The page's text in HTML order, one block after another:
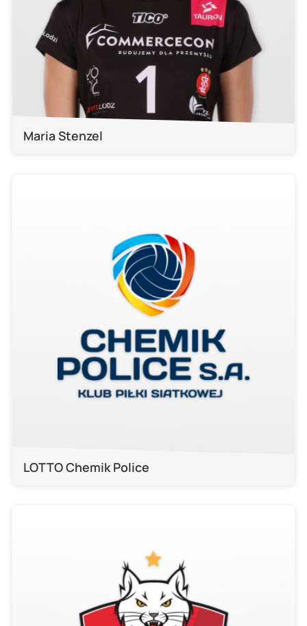
Maria Stenzel
LOTTO Chemik Police